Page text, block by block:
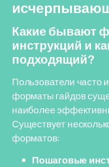
Какие бывают
инструкций и
подходящий?
Пользователи часто
форматы гайдов
наиболее
Существует
форматов:
Пошаговые